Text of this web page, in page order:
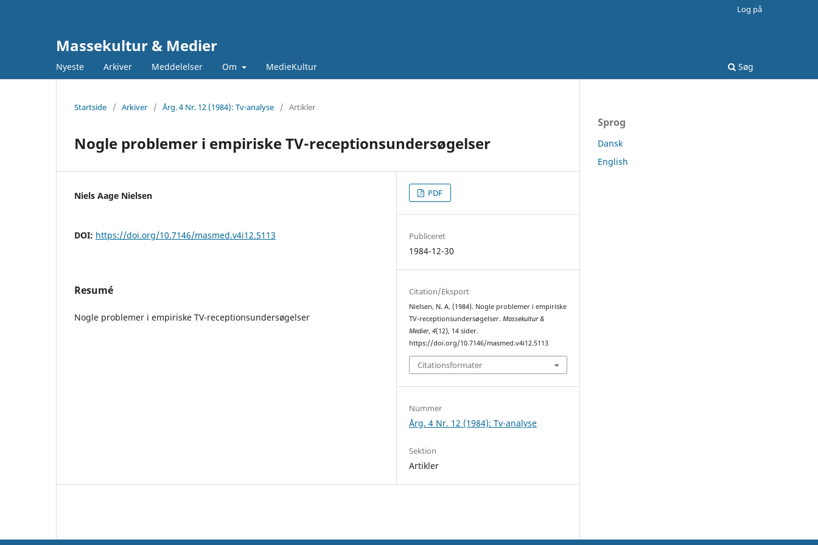
Massekultur & Medier
Nyeste Arkiver Meddelelser Om MedieKultur Søg
Log på
Startside / Arkiver / Årg. 4 Nr. 12 (1984): Tv-analyse / Artikler
Nogle problemer i empiriske TV-receptionsundersøgelser
Niels Aage Nielsen
DOI: https://doi.org/10.7146/masmed.v4i12.5113
Resumé
Nogle problemer i empiriske TV-receptionsundersøgelser
PDF
Publiceret
1984-12-30
Citation/Eksport
Nielsen, N. A. (1984). Nogle problemer i empiriske
TV-receptionsundersøgelser.Massekultur &
Medier,4(12), 14 sider.
https://doi.org/10.7146/masmed.v4i12.5113
Citationsformater
Nummer
Årg. 4 Nr. 12 (1984): Tv-analyse
Sektion
Artikler
Sprog
Dansk
English